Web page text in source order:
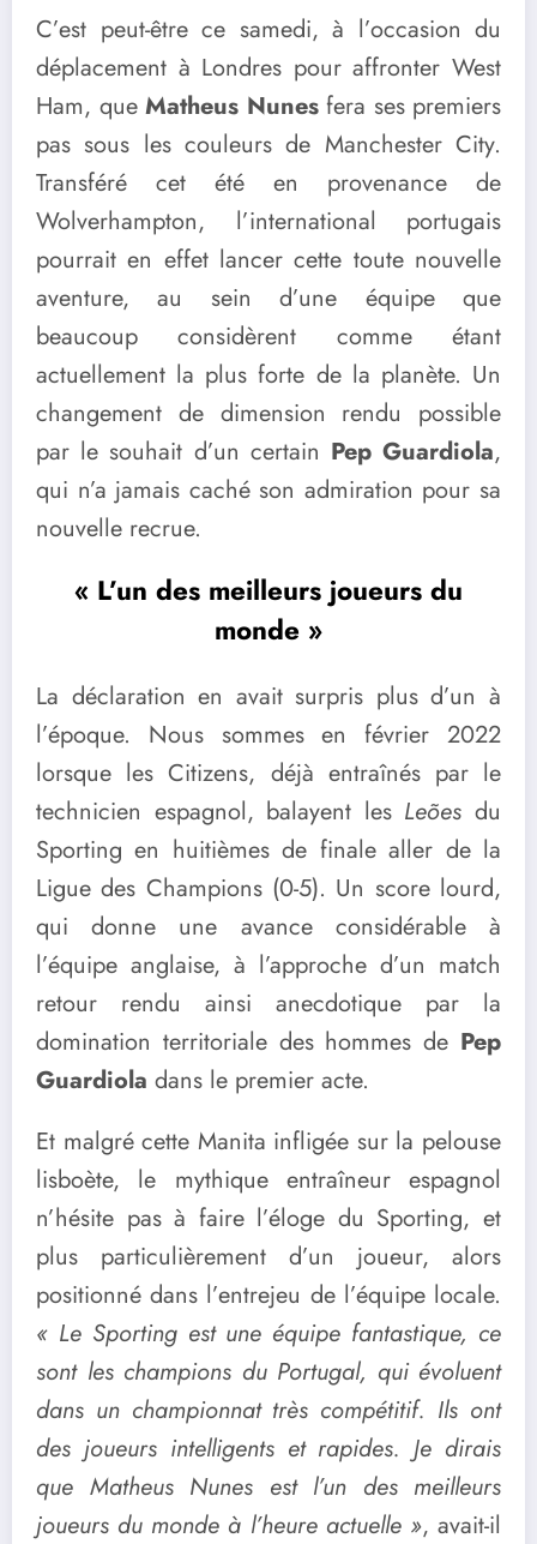
C’est peut-être ce samedi, à l’occasion du
déplacement à Londres pour affronter West
Ham, que Matheus Nunesfera ses premiers
pas sous les couleurs de Manchester City.
Transféré cet été en provenance de
Wolverhampton, l’international portugais
pourrait en effet lancer cette toute nouvelle
aventure, au sein d’une équipe que
beaucoup considèrent comme étant
actuellement la plus forte de la planète. Un
changement de dimension rendu possible
par le souhait d’un certain Pep Guardiola,
qui n’a jamais caché son admiration pour sa
nouvelle recrue.
« L’un des meilleurs joueurs du
monde »
La déclaration en avait surpris plus d’un à
l’époque. Nous sommes en février 2022
lorsque les Citizens, déjà entraînés par le
technicien espagnol, balayent les Leões du
Sporting en huitièmes de finale aller de la
Ligue des Champions (0-5). Un score lourd,
qui donne une avance considérable à
l’équipe anglaise, à l’approche d’un match
retour rendu ainsi anecdotique par la
domination territoriale des hommes de Pep
Guardiola dans le premier acte.
Et malgré cette Manita infligée sur la pelouse
lisboète, le mythique entraîneur espagnol
n’hésite pas à faire l’éloge du Sporting, et
plus particulièrement d’un joueur, alors
positionné dans l’entrejeu de l’équipe locale.
« Le Sporting est une équipe fantastique, ce
sont les champions du Portugal, qui évoluent
dans un championnat très compétitif. Ils ont
des joueurs intelligents et rapides. Je dirais
que Matheus Nunes est l’un des meilleurs
joueurs du monde à l’heure actuelle », avait-il